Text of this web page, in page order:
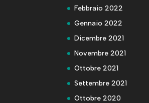
Febbraio 2022
Gennaio 2022
Dicembre 2021
Novembre 2021
Ottobre 2021
Settembre 2021
Ottobre 2020